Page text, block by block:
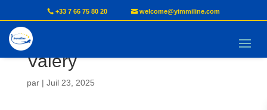
+33 7 66 75 80 20 welcome@yimmiline.com
MBOCK Marie Claire
Valery
par | Juil 23, 2025